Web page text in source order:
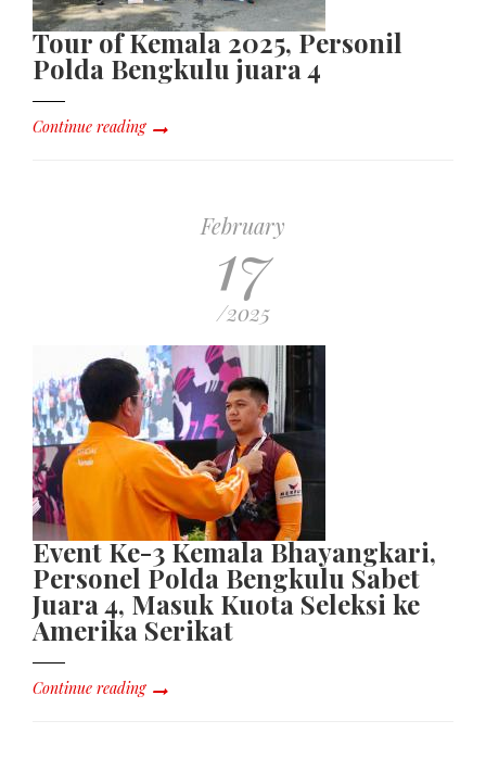
Tour of Kemala 2025, Personil
Polda Bengkulu juara 4
Continue reading
February
17
/2025
Event Ke-3 Kemala Bhayangkari,
Personel Polda Bengkulu Sabet
Juara 4, Masuk Kuota Seleksi ke
Amerika Serikat
Continue reading